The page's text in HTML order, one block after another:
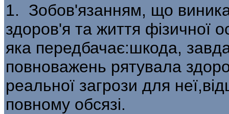
1. Зобов'язанням, що
здоров'я та життя фізичної
яка передбачає:шкода,
повноважень рятувала
реальної загрози для
повному обсязі.